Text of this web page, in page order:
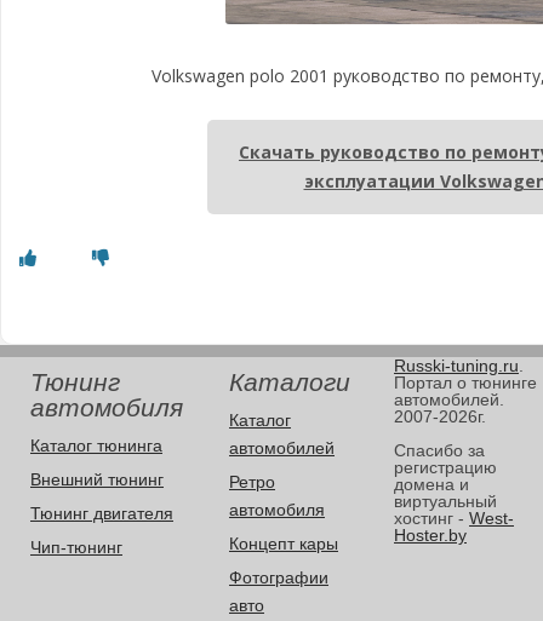
Volkswagen polo 2001 руководство по
Скачать руководство по
эксплуатации
Тюнинг
автомобиля
Каталог тюнинга
Внешний тюнинг
Тюнинг двигателя
Чип-тюнинг
Каталоги
Каталог
автомобилей
Ретро
автомобиля
Концепт кары
Фотографии
авто
Russki-tuning.ru
Портал о тюнинге
автомобилей.
2007-2026г.
Спасибо за
регистрацию
домена и
виртуальный
хостинг - West-
Hoster.by